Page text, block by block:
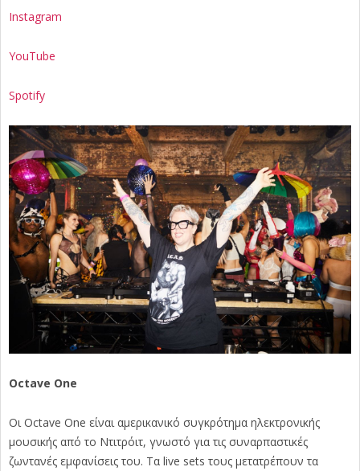
Instagram
YouTube
Spotify
Octave One
Οι Octave One είναι αμερικανικό συγκρότημα ηλεκτρονικής
μουσικής από το Ντιτρόιτ, γνωστό για τις συναρπαστικές
ζωντανές εμφανίσεις του. Τα live sets τους μετατρέπουν τα